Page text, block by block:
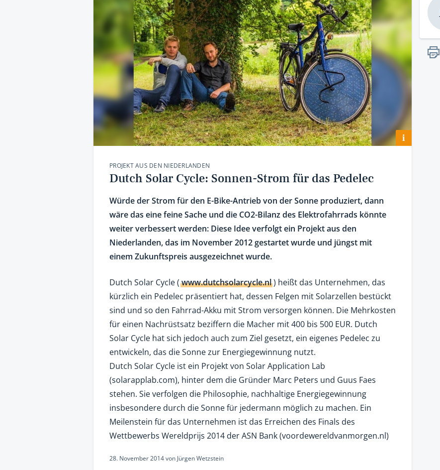
i
PROJEKT AUS DEN NIEDERLANDEN
Dutch Solar Cycle: Sonnen-Strom für das Pedelec
Würde der Strom für den E-Bike-Antrieb von der Sonne produziert, dann
wäre das eine feine Sache und die CO2-Bilanz des Elektrofahrrads könnte
weiter verbessert werden: Diese Idee verfolgt ein Projekt aus den
Niederlanden, das im November 2012 gestartet wurde und jüngst mit
einem Zukunftspreis ausgezeichnet wurde.
Dutch Solar Cycle (www.dutchsolarcycle.nl) heißt das Unternehmen, das
kürzlich ein Pedelec präsentiert hat, dessen Felgen mit Solarzellen bestückt
sind und so den Fahrrad-Akku mit Strom versorgen können. Die Mehrkosten
für einen Nachrüstsatz beziffern die Macher mit 400 bis 500 EUR. Dutch
Solar Cycle hat sich jedoch auch zum Ziel gesetzt, ein eigenes Pedelec zu
entwickeln, das die Sonne zur Energiegewinnung nutzt.
Dutch Solar Cycle ist ein Projekt von Solar Application Lab
(solarapplab.com), hinter dem die Gründer Marc Peters und Guus Faes
stehen. Sie verfolgen die Philosophie, nachhaltige Energiegewinnung
insbesondere durch die Sonne für jedermann möglich zu machen. Ein
Meilenstein für das Unternehmen ist das Erreichen des Finals des
Wettbewerbs Wereldprijs 2014 der ASN Bank (voordewereldvanmorgen.nl)
28. November 2014von Jürgen Wetzstein